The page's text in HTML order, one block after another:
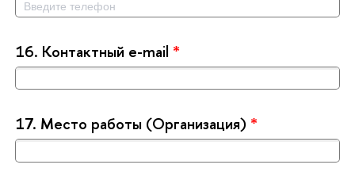
16. Контактный e-mail *
17. Место работы (Организация) *